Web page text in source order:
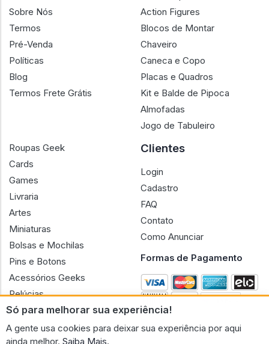
Só para melhorar sua experiência!
A gente usa cookies para deixar sua experiência por aqui
ainda melhor. Saiba Mais.
Sobre Nós
Termos
Pré-Venda
Políticas
Blog
Termos Frete Grátis
Action Figures
Blocos de Montar
Chaveiro
Caneca e Copo
Placas e Quadros
Kit e Balde de Pipoca
Almofadas
Jogo de Tabuleiro
Roupas Geek
Cards
Games
Livraria
Artes
Miniaturas
Bolsas e Mochilas
Pins e Botons
Acessórios Geeks
Pelúcias
Bonecas
Clientes
Login
Cadastro
FAQ
Contato
Como Anunciar
Formas de Pagamento